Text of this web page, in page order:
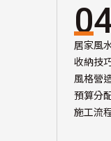
居家風
收納技
風格營
預算分
施工流